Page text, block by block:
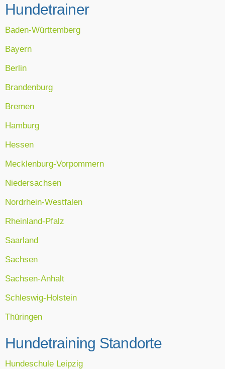
Hundetrainer
Baden-Württemberg
Bayern
Berlin
Brandenburg
Bremen
Hamburg
Hessen
Mecklenburg-Vorpommern
Niedersachsen
Nordrhein-Westfalen
Rheinland-Pfalz
Saarland
Sachsen
Sachsen-Anhalt
Schleswig-Holstein
Thüringen
Hundetraining Standorte
Hundeschule Leipzig